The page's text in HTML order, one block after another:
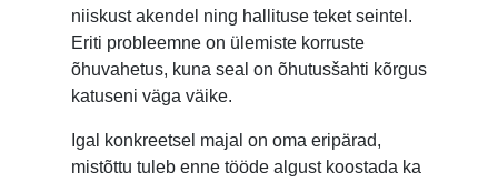
niiskust akendel ning hallituse teket seintel.
Eriti probleemne on ülemiste korruste
õhuvahetus, kuna seal on õhutusšahti kõrgus
katuseni väga väike.
Igal konkreetsel majal on oma eripärad,
mistõttu tuleb enne tööde algust koostada ka